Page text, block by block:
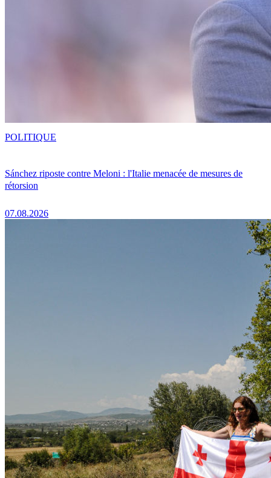
Sánchez riposte contre Meloni : l'Italie menacée de mesures de
rétorsion
07.08.2026
POLITIQUE